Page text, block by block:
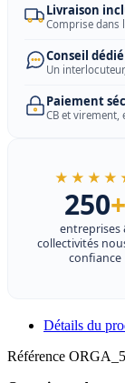
Livraison
Comprise dans
Conseil dédié
Un
Paiement
CB et virement,
250+
entreprises
collectivités
confiance
Détails du
Référence